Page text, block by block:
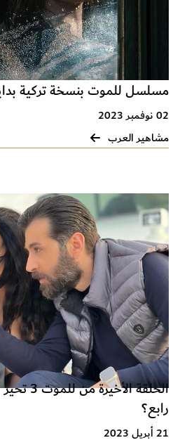
مسلسل للموت بنسخة تركية
02 نوفمبر 2023
مشاهير العرب
الحلقة
رابع؟
21 أبريل 2023